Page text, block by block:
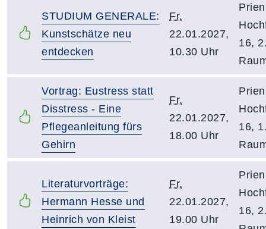
STUDIUM GENERALE:
Kunstschätze neu
entdecken
Fr.
22.01.2027,
10.30 Uhr
16,
Vortrag: Eustress statt
Disstress - Eine
Pflegeanleitung fürs
Gehirn
Fr.
22.01.2027,
18.00 Uhr
16,
Literaturvorträge:
Hermann Hesse und
Heinrich von Kleist
Fr.
22.01.2027,
19.00 Uhr
16,